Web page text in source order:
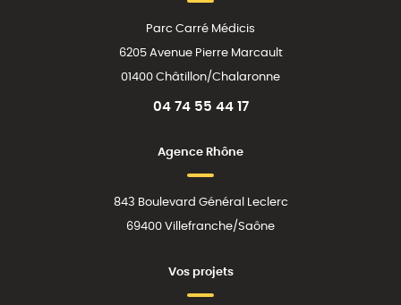
Parc Carré Médicis
6205 Avenue Pierre Marcault
01400 Châtillon/Chalaronne
04 74 55 44 17
Agence Rhône
843 Boulevard Général Leclerc
69400 Villefranche/Saône
Vos projets